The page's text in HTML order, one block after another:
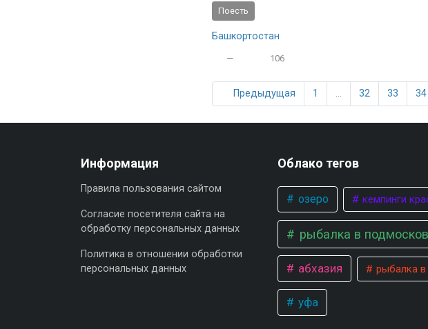
Поесть
Башкортостан
— 106
Предыдущая 1 ... 32 33 34
Информация
Правила пользования сайтом
Согласие посетителя сайта на
обработку персональных данных
Политика в отношении обработки
персональных данных
Облако тегов
озеро кемпинги
рыбалка в
абхазия рыбалка
уфа